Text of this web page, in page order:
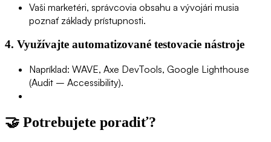
Vaši marketéri, správcovia obsahu a vývojári musia
poznať základy prístupnosti.
4. Využívajte automatizované testovacie nástroje
Napríklad: WAVE, Axe DevTools, Google Lighthouse
(Audit – Accessibility).
🤝 Potrebujete poradiť?